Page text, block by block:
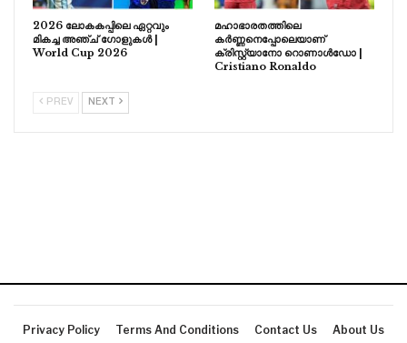
2026 ലോകകപ്പിലെ ഏറ്റവും
മികച്ച അഞ്ച് ഗോളുകൾ |
World Cup 2026
മഹാഭാരതത്തിലെ
കർണ്ണനെപ്പോലെയാണ്
ക്രിസ്റ്റ്യാനോ റൊണാൾഡോ |
Cristiano Ronaldo
PREV NEXT
Privacy Policy Terms And Conditions Contact Us About Us